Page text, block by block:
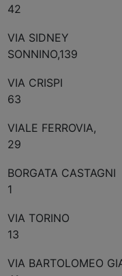
42
VIA SIDNEY
VIA CRISPI
63
VIALE FERROVIA,
29
BORGATA CASTAGNI
1
VIA TORINO
13
VIA BARTOLOMEO